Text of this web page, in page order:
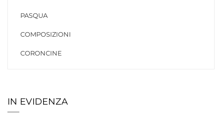
PASQUA
COMPOSIZIONI
CORONCINE
IN EVIDENZA